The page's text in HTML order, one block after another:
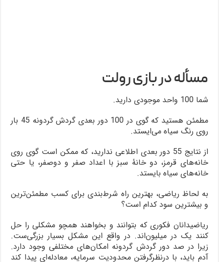
مسأله در بازی رولت
شما 100 واحد موجودی دارید.
مطمئن هستید که گوی در 100 دور بعدی گردش گردونه 45 بار
روی رنگ سیاه می‌ایستد.
از نتایج 55 دور بعدی اطلاعی ندارید، که ممکن است گوی روی
خانه‌های قرمز، دو خانۀ سبز با اعداد صفر و دوصفر، یا حتی
خانه‌های سیاه بایستد.
به لحاظ ریاضی، بهترین راه شرط‌بندی برای کسب مطمئن‌ترین
و بیشترین سود کدام است؟
ریاضیدانان فکوری که بتوانند و بخواهند همچو مشکلی را حل
کنند یک در میلیون‌اند. در واقع این مشکل بسیار بزرگی‌ست.
زیرا در صد دور گردش گردونه امکان‌های مختلفی وجود دارد.
آدم باید، با درنظرگرفتن محدودیت سرمایه، معادله‌ای پیدا کند